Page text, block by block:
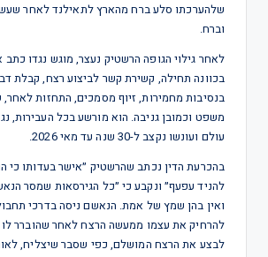
שלהערכתו סלע ברח מהארץ לתאילנד לאחר
וברח.
לאחר גילוי הגופה הרשטיק נעצר, מוגש נגדו
בכוונה תחילה, קשירת קשר לביצוע רצח, קבלת
בנסיבות מחמירות, זיוף מסמכים, התחזות לאחר,
משפט וכמובן גניבה. הוא מורשע בכל העבירות,
עולם ועונשו נקצב ל-30 שנה עד מאי 2026.
בהכרעת הדין נכתב שהרשטיק ״אישר בעדותו כי
להניד עפעף״ ונקבע כי ״כל הגירסאות שמסר
ואין בהן שמץ של אמת. הנאשם ניסה בדרכי
להרחיק את עצמו ממעשה הרצח לאחר שהוברר לו
לבצע את הרצח המושלם, כפי שסבר שיצליח,